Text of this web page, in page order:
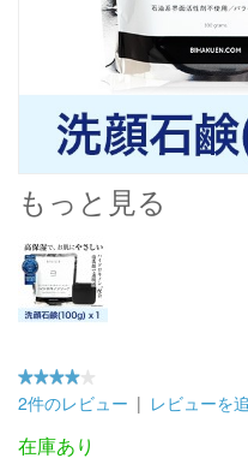
もっと見る
2件のレビュー | レビューを
在庫あり